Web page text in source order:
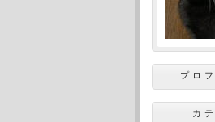
プロ
カ